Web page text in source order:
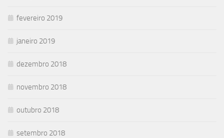
fevereiro 2019
janeiro 2019
dezembro 2018
novembro 2018
outubro 2018
setembro 2018